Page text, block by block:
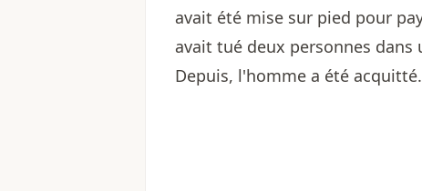
avait été mise sur pied pour
avait tué deux personnes
Depuis, l'homme a été acquitté.